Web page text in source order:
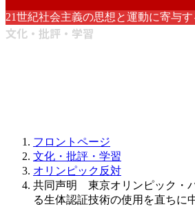
21世紀社会主義の思想と運動に寄与
文化・批評・学習
フロントページ
文化・批評・学習
オリンピック反対
共同声明 東京オリンピック・
る生体認証技術の使用を直ちに